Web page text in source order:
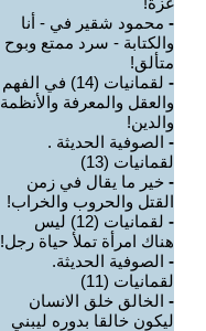
- محمود شقير في - أنا
والكتابة - سرد ممتع وبوح
متألق!
-
لقمانيات (14) في الفهم
والعقل والمعرفة والأنظمة
والدين!
- الصوفية الحديثة .
لقمانيات (13)
- خير ما يقال في زمن
القتل والحروب والخراب!
-
لقمانيات (12) ليس
هناك امرأة تملأ حياة رجل!
- الصوفية الحديثة.
لقمانيات (11)
- الخالق خلق الانسان
ليكون خالقا بدوره ليبني